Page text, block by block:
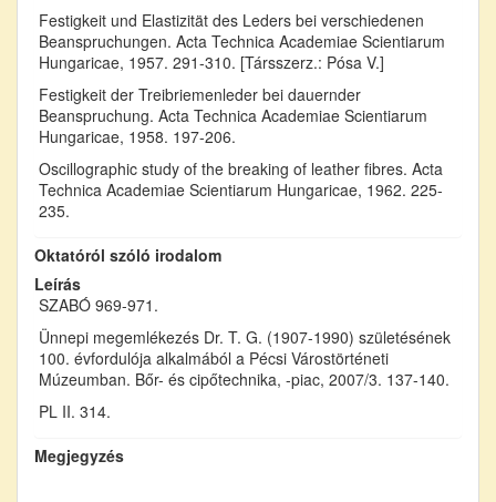
Festigkeit und Elastizität des Leders bei verschiedenen
Beanspruchungen. Acta Technica Academiae Scientiarum
Hungaricae, 1957. 291-310. [Társszerz.: Pósa V.]
Festigkeit der Treibriemenleder bei dauernder
Beanspruchung. Acta Technica Academiae Scientiarum
Hungaricae, 1958. 197-206.
Oscillographic study of the breaking of leather fibres. Acta
Technica Academiae Scientiarum Hungaricae, 1962. 225-
235.
Oktatóról szóló irodalom
Leírás
SZABÓ 969-971.
Ünnepi megemlékezés Dr. T. G. (1907-1990) születésének
100. évfordulója alkalmából a Pécsi Várostörténeti
Múzeumban. Bőr- és cipőtechnika, -piac, 2007/3. 137-140.
PL II. 314.
Megjegyzés